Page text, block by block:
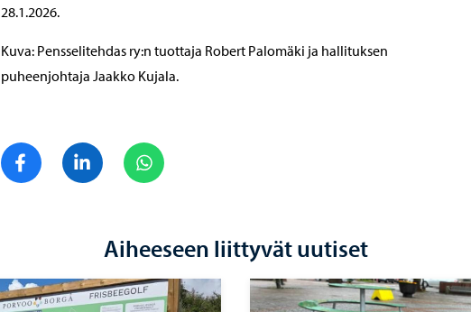
28.1.2026.
Kuva: Pensselitehdas ry:n tuottaja Robert Palomäki ja hallituksen
puheenjohtaja Jaakko Kujala.
Jaa FacebookJaa LinkedIn
Aiheeseen liittyvät uutiset